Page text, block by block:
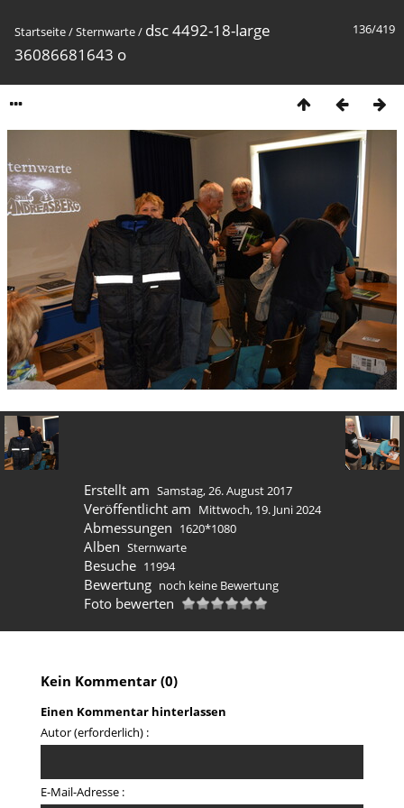
136/419
Startseite/Sternwarte/ dsc 4492-18-large
36086681643 o
Erstellt am Samstag, 26. August 2017
Veröffentlicht am Mittwoch, 19. Juni 2024
Abmessungen 1620*1080
Alben Sternwarte
Besuche 11994
Bewertung noch keine Bewertung
Foto bewerten
Kein Kommentar (0)
Einen Kommentar hinterlassen
Autor (erforderlich) :
E-Mail-Adresse :